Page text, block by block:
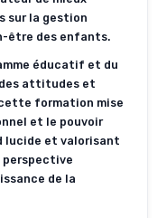
sur la gestion
être des enfants.
éducatif et du
attitudes et
formation mise
et le pouvoir
lucide et valorisant
perspective
de la